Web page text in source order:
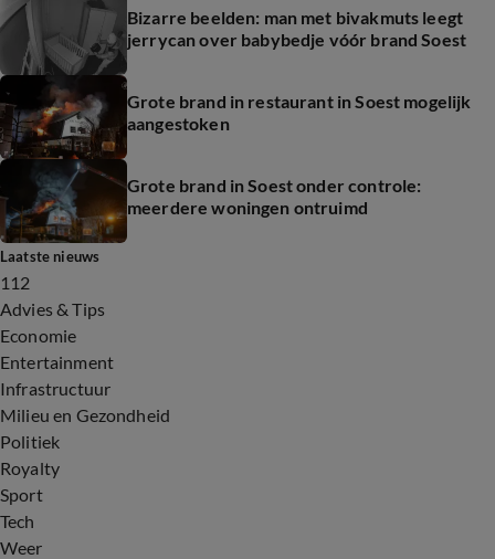
Bizarre beelden: man met bivakmuts leegt
jerrycan over babybedje vóór brand Soest
Grote brand in restaurant in Soest mogelijk
aangestoken
Grote brand in Soest onder controle:
meerdere woningen ontruimd
Laatste nieuws
112
Advies & Tips
Economie
Entertainment
Infrastructuur
Milieu en Gezondheid
Politiek
Royalty
Sport
Tech
Weer